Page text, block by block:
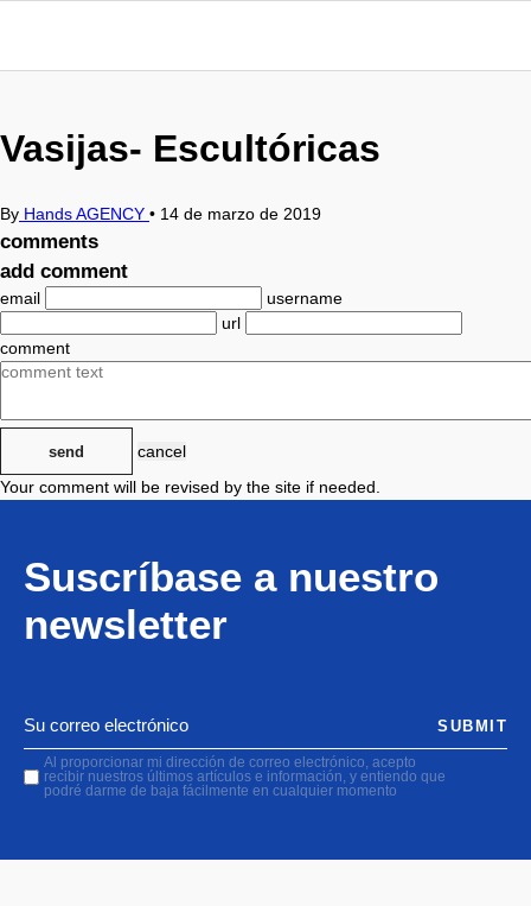
Vasijas- Escultóricas
By Hands AGENCY • 14 de marzo de 2019
comments
add comment
email
username
url
comment
send
cancel
Your comment will be revised by the site if needed.
Suscríbase a nuestro
newsletter
Al proporcionar mi dirección de correo electrónico, acepto
recibir nuestros últimos artículos e información, y entiendo que
podré darme de baja fácilmente en cualquier momento
SUBMIT